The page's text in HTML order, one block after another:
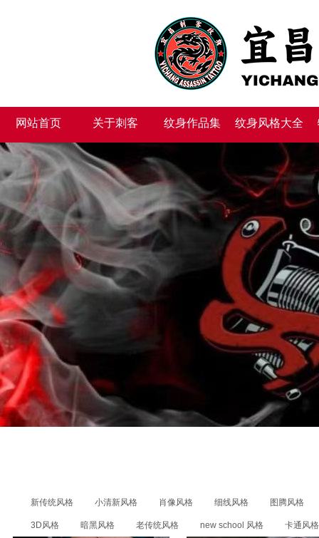
网站首页 关于刺客 纹身作品集 纹身风格大全
新传统风格 小清新风格 肖像风格 细线风格 图腾风格
3D风格 暗黑风格 老传统风格 new school 风格 卡通风格